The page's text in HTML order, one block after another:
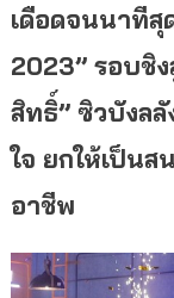
เดือดจนนาทีสุ
2023” รอบชิ
สิทธิ์”ซิวบังลลั
ใจ ยกให้เป็นส
อาชีพ